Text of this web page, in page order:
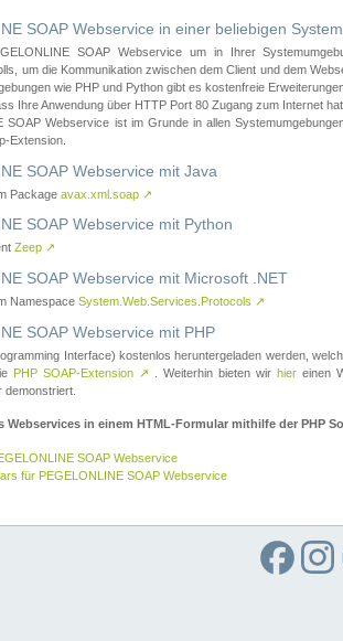
SOAP Webservice in einer beliebigen
SOAP Webservice um in Ihrer
um die Kommunikation zwischen dem Client und dem
wie PHP und Python gibt es kostenfreie
Ihre Anwendung über HTTP Port 80 Zugang zum Internet hat.
SOAP Webservice ist im Grunde in allen
Extension.
SOAP Webservice mit Java
Package avax.xml.soap ↗
SOAP Webservice mit Python
Zeep ↗
SOAP Webservice mit Microsoft .NET
Namespace System.Web.Services.Protocols ↗
SOAP Webservice mit PHP
Interface) kostenlos heruntergeladen werden,
PHP SOAP-Extension ↗ . Weiterhin bieten wir hier einen
in einem HTML-Formular mithilfe der PHP
SOAP Webservice
für PEGELONLINE SOAP Webservice